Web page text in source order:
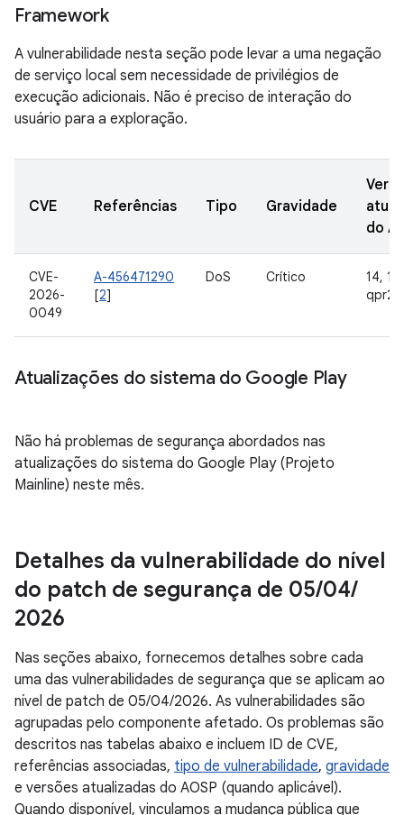
Framework
A vulnerabilidade nesta seção pode levar a uma negação
de serviço local sem necessidade de privilégios de
execução adicionais. Não é preciso de interação do
usuário para a exploração.
CVE Referências Tipo Gravidade
do
CVE-
2026-
0049
A-456471290
[2]
DoS Crítico
14,
qpr2
Atualizações do sistema do Google Play
Não há problemas de segurança abordados nas
atualizações do sistema do Google Play (Projeto
Mainline) neste mês.
Detalhes da vulnerabilidade do nível
do patch de segurança de 05/04/
2026
Nas seções abaixo, fornecemos detalhes sobre cada
uma das vulnerabilidades de segurança que se aplicam ao
nível de patch de 05/04/2026. As vulnerabilidades são
agrupadas pelo componente afetado. Os problemas são
descritos nas tabelas abaixo e incluem ID de CVE,
referências associadas, tipo de vulnerabilidade, gravidade
e versões atualizadas do AOSP (quando aplicável).
Quando disponível, vinculamos a mudança pública que